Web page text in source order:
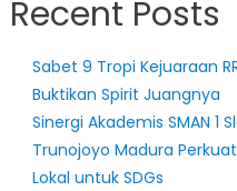
Recent Posts
Sabet 9 Tropi Kejuaraan
Buktikan Spirit Juangnya
Sinergi Akademis SMAN 1
Trunojoyo Madura
Lokal untuk SDGs